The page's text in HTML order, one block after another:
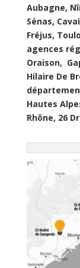
Aubagne,
Sénas,
Fréjus,
agences
Oraison,
Hilaire De
Hautes
Rhône, 26